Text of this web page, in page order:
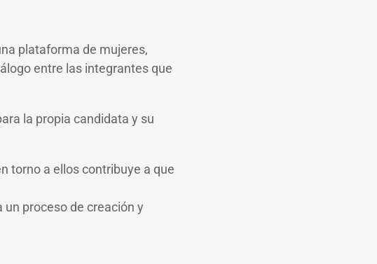
plataforma de mujeres,
entre las integrantes que
la propia candidata y su
torno a ellos contribuye a que
proceso de creación y